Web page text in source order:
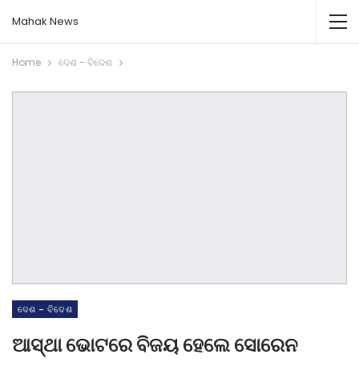
Mahak News
Home ଦେଶ - ବିଦେଶ
ଦେଶ - ବିଦେଶ
ଆସ୍ଥା ଭୋଟରେ ବିଜୟ ହେଲେ ସୋରେନ